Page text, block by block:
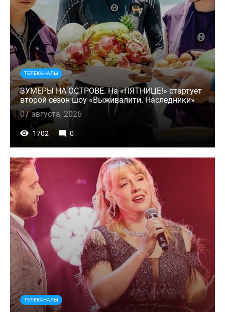
ТЕЛЕКАНАЛЫ
ЗУМЕРЫ НА ОСТРОВЕ. На «ПЯТНИЦЕ!» стартует
второй сезон шоу «Выживалити. Наследники»
07 августа, 2026
1702 0
ТЕЛЕКАНАЛЫ